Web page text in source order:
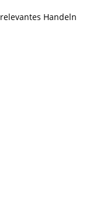
Handeln